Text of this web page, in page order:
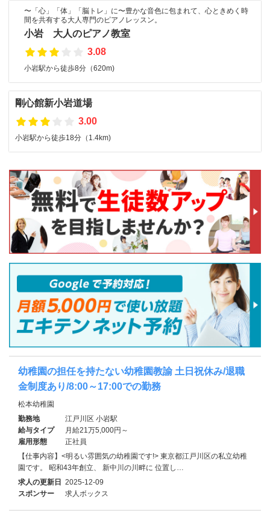
〜「心」「体」「脳トレ」に〜豊かな音色に包まれて、心ときめく時
間を共有する大人専門のピアノレッスン。
小岩 大人のピアノ教室
3.08
小岩駅から徒歩8分（620m)
剛心館新小岩道場
3.00
小岩駅から徒歩18分（1.4km)
幼稚園の担任を持たない幼稚園教諭 土日祝休み/退職
金制度あり/8:00～17:00での勤務
松本幼稚園
勤務地
江戸川区 小岩駅
給与タイプ
月給21万5,000円～
雇用形態
正社員
【仕事内容】<明るい雰囲気の幼稚園です!> 東京都江戸川区の私立幼稚
園です。 昭和43年創立、 新中川の川畔に 位置し…
求人の更新日 2025-12-09
スポンサー
求人ボックス